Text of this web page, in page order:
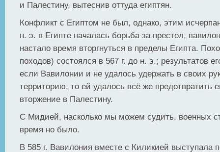
и Палестину, вытеснив оттуда египтян.
Конфликт с Египтом не был, однако, этим
н. э. в Египте началась борьба за престол,
настало время вторгнуться в пределы Египта.
походов) состоялся в 567 г. до н. э.; результатов
если Вавилонии и не удалось удержать в своих
территорию, то ей удалось всё же предотвратить
вторжение в Палестину.
С Мидией, насколько мы можем судить, военных
время но было.
В 585 г. Вавилония вместе с Киликией выступала